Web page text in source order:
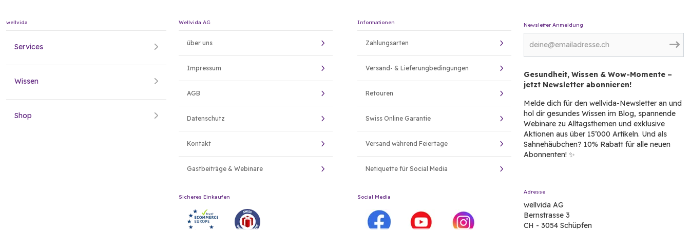
wellvida
Services
Wissen
Shop
Wellvida AG
über uns
Impressum
AGB
Datenschutz
Kontakt
Gastbeiträge & Webinare
Informationen
Zahlungsarten
Versand- & Lieferungbedingungen
Retouren
Swiss Online Garantie
Versand während Feiertage
Netiquette für Social Media
Sicheres Einkaufen Social Media
Newsletter Anmeldung
Gesundheit, Wissen & Wow-Momente –
jetzt Newsletter abonnieren!
Melde dich für den wellvida-Newsletter an und
hol dir gesundes Wissen im Blog, spannende
Webinare zu Alltagsthemen und exklusive
Aktionen aus über 15’000 Artikeln. Und als
Sahnehäubchen? 10% Rabatt für alle neuen
Abonnenten! ✨
Adresse
wellvida AG
Bernstrasse 3
CH - 3054 Schüpfen